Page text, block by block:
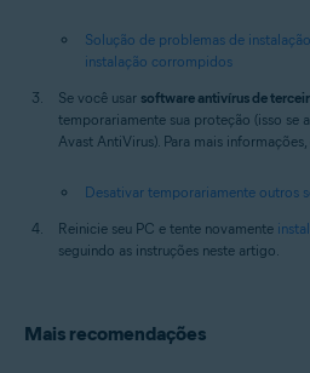
Solução de problemas de
instalação corrompidos
Se você usar software antivírus de
temporariamente sua proteção (isso se
Avast AntiVirus). Para mais
Desativar temporariamente outros
Reinicie seu PC e tente novamente
seguindo as instruções neste artigo.
Mais recomendações